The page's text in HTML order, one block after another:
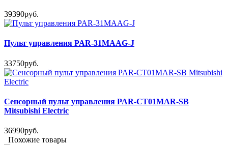
39390руб.
Пульт управления PAR-31MAAG-J
33750руб.
Сенсорный пульт управления PAR-CT01MAR-SB
Mitsubishi Electric
36990руб.
Похожие товары